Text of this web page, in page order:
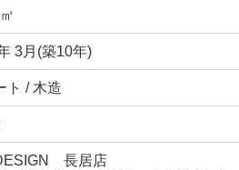
3月(築10年)
ト / 木造
長居店